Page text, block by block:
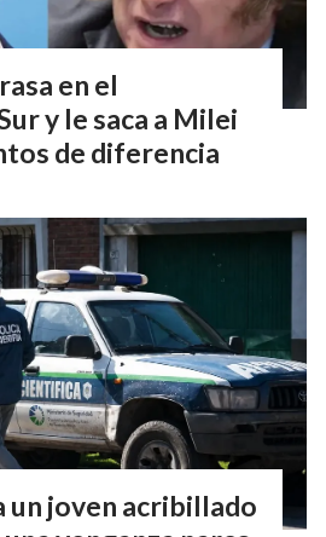
en el
y le saca a Milei
de diferencia
un joven acribillado